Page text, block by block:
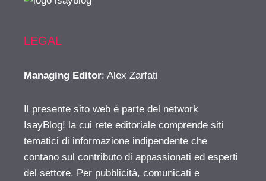
LEGAL
Managing Editor: Alex Zarfati
Il presente sito web è parte del network
IsayBlog! la cui rete editoriale comprende siti
tematici di informazione indipendente che
contano sul contributo di appassionati ed esperti
del settore. Per pubblicità, comunicati e